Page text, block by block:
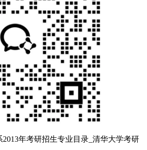
年考研招生专业目录_清华大学考研